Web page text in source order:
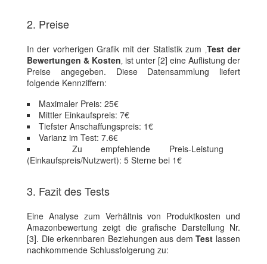
2. Preise
In der vorherigen Grafik mit der Statistik zum ‚Test der
Bewertungen & Kosten‚ ist unter [2] eine Auflistung der
Preise angegeben. Diese Datensammlung liefert
folgende Kennziffern:
Maximaler Preis: 25€
Mittler Einkaufspreis: 7€
Tiefster Anschaffungspreis: 1€
Varianz im Test: 7.6€
Zu empfehlende Preis-Leistung
(Einkaufspreis/Nutzwert): 5 Sterne bei 1€
3. Fazit des Tests
Eine Analyse zum Verhältnis von Produktkosten und
Amazonbewertung zeigt die grafische Darstellung Nr.
[3]. Die erkennbaren Beziehungen aus demTest lassen
nachkommende Schlussfolgerung zu: